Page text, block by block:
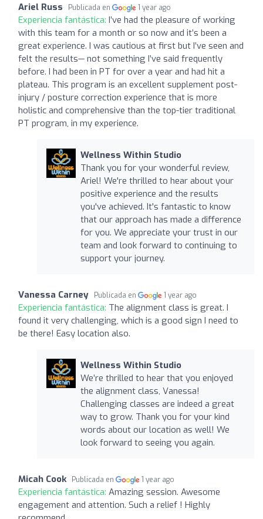
Ariel Russ Publicada en 1 year ago
Experiencia fantástica: I’ve had the pleasure of working
with this team for a month or so now and it’s been a
great experience. I was cautious at first but I’ve seen and
felt the results— not something I’ve said frequently
before. I had been in PT for over a year and had hit a
plateau. This program is an excellent supplement post-
injury / posture correction experience that is more
holistic and comprehensive than the top-tier traditional
PT program, in my experience.
Wellness Within Studio
Thank you for your wonderful review,
Ariel! We're thrilled to hear about your
positive experience and the results
you've achieved. It's fantastic to know
that our approach has made a difference
for you. We appreciate your trust in our
team and look forward to continuing to
support your journey.
Vanessa Carney Publicada en 1 year ago
Experiencia fantástica: The alignment class is great. I
found it very challenging, which is a good sign I need to
be there! Easy location also.
Wellness Within Studio
We’re thrilled to hear that you enjoyed
the alignment class, Vanessa!
Challenging classes are indeed a great
way to grow. Thank you for your kind
words about our location as well! We
look forward to seeing you again.
Micah Cook Publicada en 1 year ago
Experiencia fantástica: Amazing session. Awesome
engagement and attention. Such a relief ! Highly